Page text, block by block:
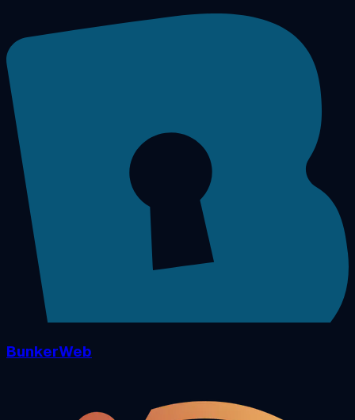
BunkerWeb